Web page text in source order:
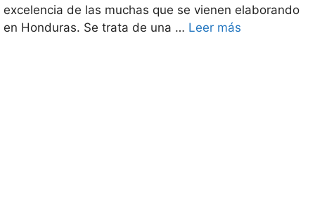
excelencia de las muchas que se vienen elaborando
en Honduras. Se trata de una … Leer más